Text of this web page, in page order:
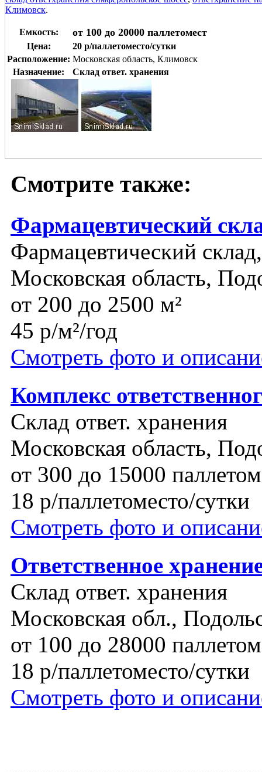
Климовск.
Емкость: от 100 до 20000 паллетомест
Цена:
20 р/паллетоместо/сутки
Расположение: Московская область, Климовск
Назначение:
Склад ответ. хранения
Смотрите также:
Фармацевтический
Фармацевтический
Московская область,
от 200 до 2500 м²
45 р/м²/год
Смотреть фото и
Комплекс
Склад ответ. хранения
Московская область,
от 300 до 15000
18 р/паллетоместо/сутки
Смотреть фото и
Ответственное
Склад ответ. хранения
Московская обл.,
от 100 до 28000
18 р/паллетоместо/сутки
Смотреть фото и